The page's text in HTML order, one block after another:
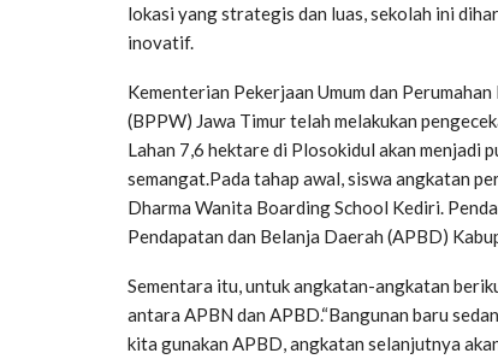
lokasi yang strategis dan luas, sekolah ini
inovatif.
Kementerian Pekerjaan Umum dan
(BPPW) Jawa Timur telah melakukan
Lahan 7,6 hektare di Plosokidul akan menjadi
semangat.Pada tahap awal, siswa angkatan
Dharma Wanita Boarding School Kediri.
Pendapatan dan Belanja Daerah (APBD)
Sementara itu, untuk angkatan-angkatan
antara APBN dan APBD.“Bangunan baru
kita gunakan APBD, angkatan selanjutnya